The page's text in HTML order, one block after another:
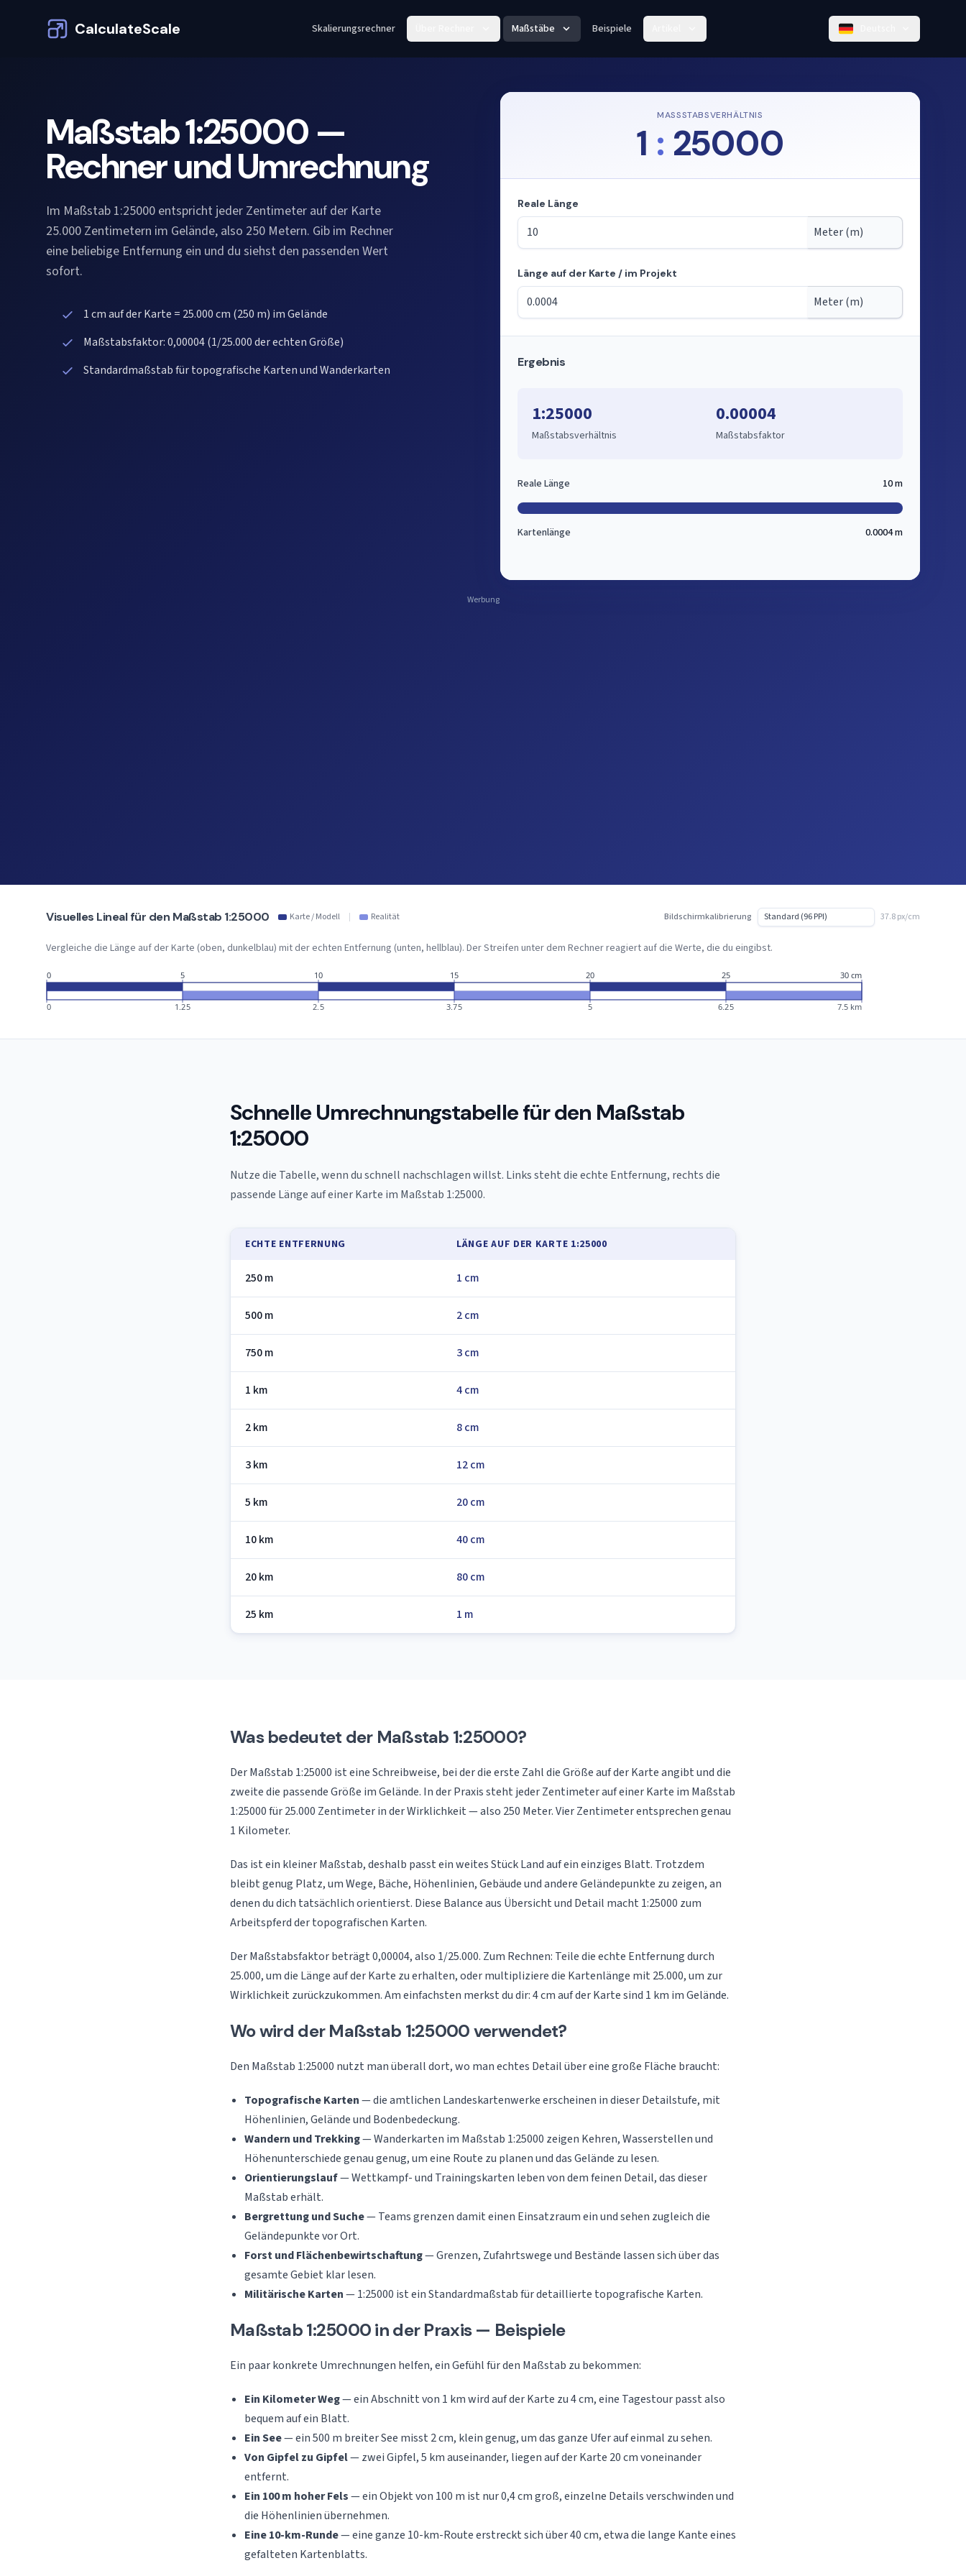
CalculateScale Skalierungsrechner Maßstäbe Beispiele
Maßstab 1:25000 —
Rechner und Umrechnung
Im Maßstab 1:25000 entspricht jeder Zentimeter auf der Karte
25.000 Zentimetern im Gelände, also 250 Metern. Gib im Rechner
eine beliebige Entfernung ein und du siehst den passenden Wert
sofort.
1 cm auf der Karte = 25.000 cm (250 m) im Gelände
Maßstabsfaktor: 0,00004 (1/25.000 der echten Größe)
Standardmaßstab für topografische Karten und Wanderkarten
MASSSTABSVERHÄLTNIS
1 : 25000
Modus: Längen aus dem Maßstab berechnen
Reale Länge
Länge auf der Karte / im Projekt
Ergebnis
1:25000
Maßstabsverhältnis
0.00004
Maßstabsfaktor
Reale Länge 10 m
Kartenlänge 0.0004 m
Werbung
Visuelles Lineal für den Maßstab 1:25000 Karte / Modell | Realität Bildschirmkalibrierung 37.8 px/cm
Vergleiche die Länge auf der Karte (oben, dunkelblau) mit der echten Entfernung (unten, hellblau). Der Streifen unter dem Rechner reagiert auf die Werte, die du eingibst.
0
0
5
1.25
10
2.5
15
3.75
20
5
25
6.25
30 cm
7.5 km
Schnelle Umrechnungstabelle für den Maßstab
1:25000
Nutze die Tabelle, wenn du schnell nachschlagen willst. Links steht die echte Entfernung, rechts die
passende Länge auf einer Karte im Maßstab 1:25000.
ECHTE ENTFERNUNG LÄNGE AUF DER KARTE 1:25000
250 m 1 cm
500 m 2 cm
750 m 3 cm
1 km 4 cm
2 km 8 cm
3 km 12 cm
5 km 20 cm
10 km 40 cm
20 km 80 cm
25 km 1 m
Was bedeutet der Maßstab 1:25000?
Der Maßstab 1:25000 ist eine Schreibweise, bei der die erste Zahl die Größe auf der Karte angibt und die
zweite die passende Größe im Gelände. In der Praxis steht jeder Zentimeter auf einer Karte im Maßstab
1:25000 für 25.000 Zentimeter in der Wirklichkeit — also 250 Meter. Vier Zentimeter entsprechen genau
1 Kilometer.
Das ist ein kleiner Maßstab, deshalb passt ein weites Stück Land auf ein einziges Blatt. Trotzdem
bleibt genug Platz, um Wege, Bäche, Höhenlinien, Gebäude und andere Geländepunkte zu zeigen, an
denen du dich tatsächlich orientierst. Diese Balance aus Übersicht und Detail macht 1:25000 zum
Arbeitspferd der topografischen Karten.
Der Maßstabsfaktor beträgt 0,00004, also 1/25.000. Zum Rechnen: Teile die echte Entfernung durch
25.000, um die Länge auf der Karte zu erhalten, oder multipliziere die Kartenlänge mit 25.000, um zur
Wirklichkeit zurückzukommen. Am einfachsten merkst du dir: 4 cm auf der Karte sind 1 km im Gelände.
Wo wird der Maßstab 1:25000 verwendet?
Den Maßstab 1:25000 nutzt man überall dort, wo man echtes Detail über eine große Fläche braucht:
Topografische Karten— die amtlichen Landeskartenwerke erscheinen in dieser Detailstufe, mit
Höhenlinien, Gelände und Bodenbedeckung.
Wandern und Trekking— Wanderkarten im Maßstab 1:25000 zeigen Kehren, Wasserstellen und
Höhenunterschiede genau genug, um eine Route zu planen und das Gelände zu lesen.
Orientierungslauf— Wettkampf- und Trainingskarten leben von dem feinen Detail, das dieser
Maßstab erhält.
Bergrettung und Suche— Teams grenzen damit einen Einsatzraum ein und sehen zugleich die
Geländepunkte vor Ort.
Forst und Flächenbewirtschaftung— Grenzen, Zufahrtswege und Bestände lassen sich über das
gesamte Gebiet klar lesen.
Militärische Karten— 1:25000 ist ein Standardmaßstab für detaillierte topografische Karten.
Maßstab 1:25000 in der Praxis — Beispiele
Ein paar konkrete Umrechnungen helfen, ein Gefühl für den Maßstab zu bekommen:
Ein Kilometer Weg— ein Abschnitt von 1 km wird auf der Karte zu 4 cm, eine Tagestour passt also
bequem auf ein Blatt.
Ein See— ein 500 m breiter See misst 2 cm, klein genug, um das ganze Ufer auf einmal zu sehen.
Von Gipfel zu Gipfel— zwei Gipfel, 5 km auseinander, liegen auf der Karte 20 cm voneinander
entfernt.
Ein 100 m hoher Fels— ein Objekt von 100 m ist nur 0,4 cm groß, einzelne Details verschwinden und
die Höhenlinien übernehmen.
Eine 10-km-Runde— eine ganze 10-km-Route erstreckt sich über 40 cm, etwa die lange Kante eines
gefalteten Kartenblatts.